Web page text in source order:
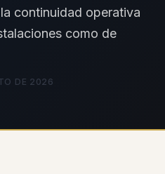
continuidad operativa
como de
DE 2026